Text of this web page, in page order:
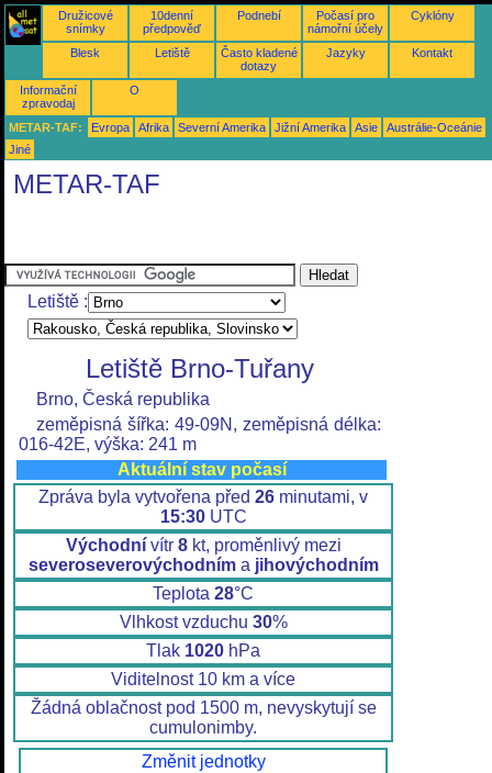
Družicové
snímky
10denní
předpověď
Podnebí
Počasí pro
námořní účely
Cyklóny
Blesk Letiště
Často kladené
dotazy
Jazyky Kontakt
Informační
zpravodaj
O
METAR-TAF: Evropa Afrika Severní Amerika Jižní Amerika Asie
Austrálie-Oceánie
Jiné
METAR-TAF
Letiště :
Letiště Brno-Tuřany
Brno, Česká republika
zeměpisná šířka: 49-09N, zeměpisná délka:
016-42E, výška: 241 m
Aktuální stav počasí
Zpráva byla vytvořena před 26 minutami, v
15:30UTC
Východnívítr 8kt, proměnlivý mezi
severoseverovýchodníma jihovýchodním
Teplota 28°C
Vlhkost vzduchu 30%
Tlak 1020 hPa
Viditelnost 10 km a více
Žádná oblačnost pod 1500 m, nevyskytují se
cumulonimby.
Změnit jednotky